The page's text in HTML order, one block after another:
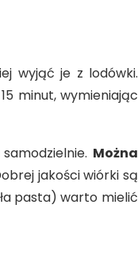
wyjąć je z lodówki.
minut, wymieniając
Można
jakości wiórki są
pasta) warto mielić